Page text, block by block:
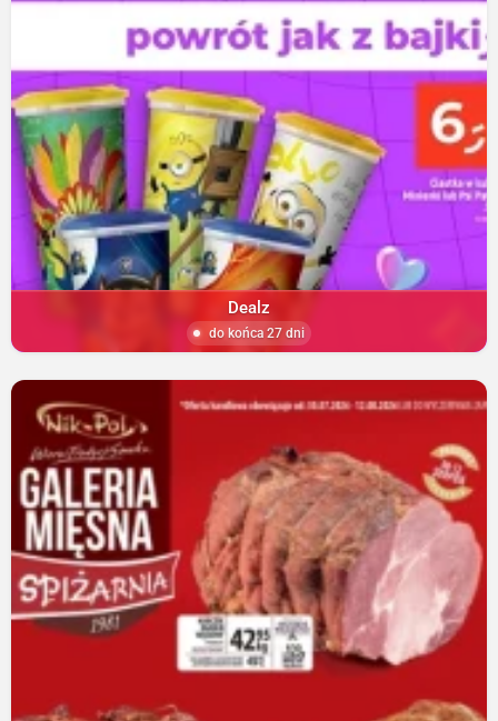
Dealz
do końca 27 dni